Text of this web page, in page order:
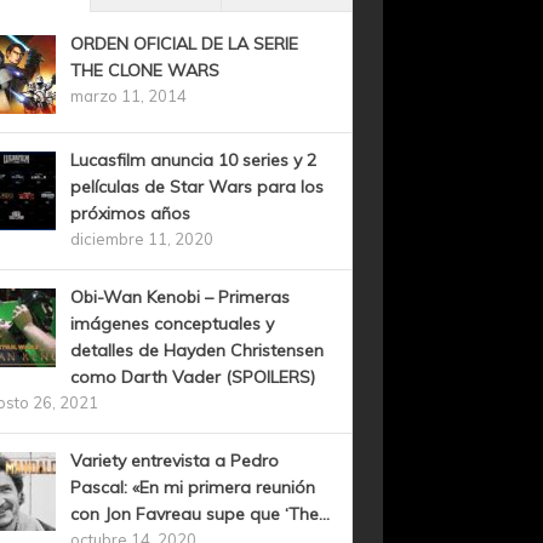
ORDEN OFICIAL DE LA SERIE
THE CLONE WARS
marzo 11, 2014
Lucasfilm anuncia 10 series y 2
películas de Star Wars para los
próximos años
diciembre 11, 2020
Obi-Wan Kenobi – Primeras
imágenes conceptuales y
detalles de Hayden Christensen
como Darth Vader (SPOILERS)
26, 2021
Variety entrevista a Pedro
Pascal: «En mi primera reunión
con Jon Favreau supe que ‘The...